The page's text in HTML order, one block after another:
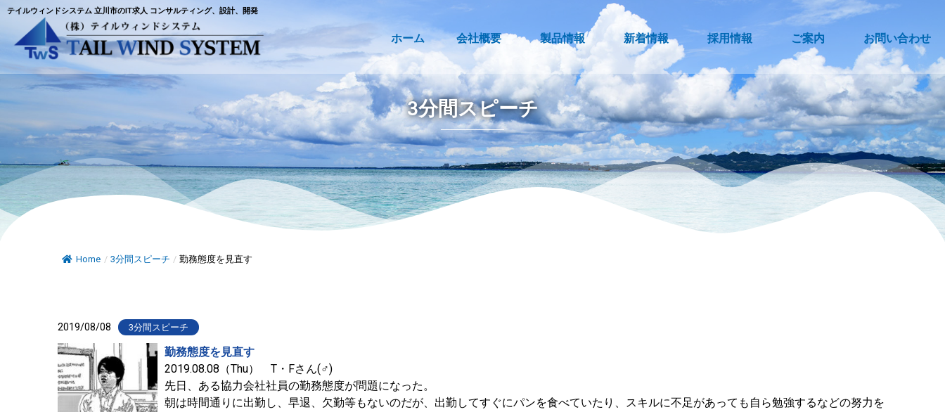
テイルウィンドシステム 立川市のIT求人 コンサルティング、設計、開発
ホーム 会社概要 製品情報 新着情報 採用情報 ご案内 お問い合わせ
3分間スピーチ
Home / 3分間スピーチ / 勤務態度を見直す
2019/08/08 3分間スピーチ
勤務態度を見直す
2019.08.08（Thu） T・Fさん(♂)
先日、ある協力会社社員の勤務態度が問題になった。
朝は時間通りに出勤し、早退、欠勤等もないのだが、出勤してすぐにパンを食べていたり、スキルに不足があっても自ら勉強するなどの努力を